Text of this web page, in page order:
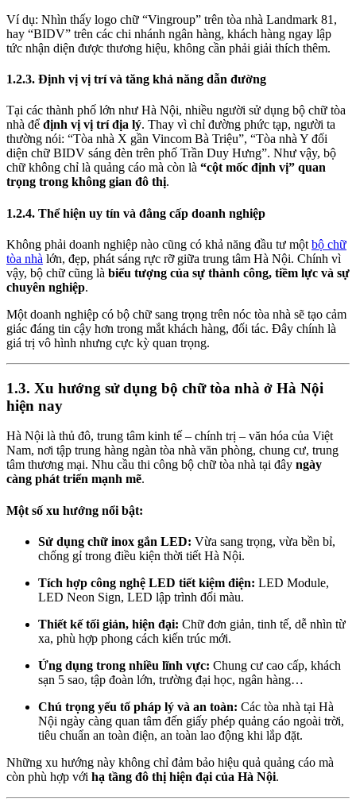
Ví dụ: Nhìn thấy logo chữ “Vingroup” trên tòa nhà Landmark 81,
hay “BIDV” trên các chi nhánh ngân hàng, khách hàng ngay lập
tức nhận diện được thương hiệu, không cần phải giải thích thêm.
1.2.3. Định vị vị trí và tăng khả năng dẫn đường
Tại các thành phố lớn như Hà Nội, nhiều người sử dụng bộ chữ tòa
nhà để định vị vị trí địa lý. Thay vì chỉ đường phức tạp, người ta
thường nói: “Tòa nhà X gần Vincom Bà Triệu”, “Tòa nhà Y đối
diện chữ BIDV sáng đèn trên phố Trần Duy Hưng”. Như vậy, bộ
chữ không chỉ là quảng cáo mà còn là “cột mốc định vị” quan
trọng trong không gian đô thị.
1.2.4. Thể hiện uy tín và đẳng cấp doanh nghiệp
Không phải doanh nghiệp nào cũng có khả năng đầu tư một bộ chữ
tòa nhà lớn, đẹp, phát sáng rực rỡ giữa trung tâm Hà Nội. Chính vì
vậy, bộ chữ cũng là biểu tượng của sự thành công, tiềm lực và sự
chuyên nghiệp.
Một doanh nghiệp có bộ chữ sang trọng trên nóc tòa nhà sẽ tạo cảm
giác đáng tin cậy hơn trong mắt khách hàng, đối tác. Đây chính là
giá trị vô hình nhưng cực kỳ quan trọng.
1.3. Xu hướng sử dụng bộ chữ tòa nhà ở Hà Nội
hiện nay
Hà Nội là thủ đô, trung tâm kinh tế – chính trị – văn hóa của Việt
Nam, nơi tập trung hàng ngàn tòa nhà văn phòng, chung cư, trung
tâm thương mại. Nhu cầu thi công bộ chữ tòa nhà tại đây ngày
càng phát triển mạnh mẽ.
Một số xu hướng nổi bật:
Sử dụng chữ inox gắn LED: Vừa sang trọng, vừa bền bỉ,
chống gỉ trong điều kiện thời tiết Hà Nội.
Tích hợp công nghệ LED tiết kiệm điện: LED Module,
LED Neon Sign, LED lập trình đổi màu.
Thiết kế tối giản, hiện đại: Chữ đơn giản, tinh tế, dễ nhìn từ
xa, phù hợp phong cách kiến trúc mới.
Ứng dụng trong nhiều lĩnh vực: Chung cư cao cấp, khách
sạn 5 sao, tập đoàn lớn, trường đại học, ngân hàng…
Chú trọng yếu tố pháp lý và an toàn: Các tòa nhà tại Hà
Nội ngày càng quan tâm đến giấy phép quảng cáo ngoài trời,
tiêu chuẩn an toàn điện, an toàn lao động khi lắp đặt.
Những xu hướng này không chỉ đảm bảo hiệu quả quảng cáo mà
còn phù hợp với hạ tầng đô thị hiện đại của Hà Nội.